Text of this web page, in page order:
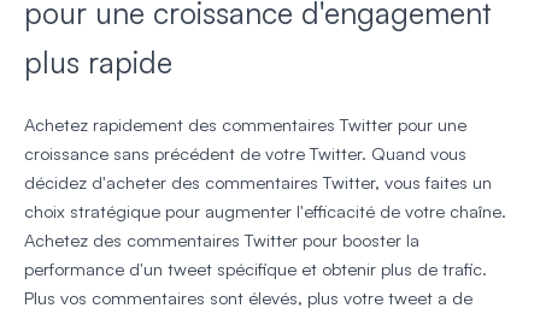
pour une croissance d'engagement
plus rapide
Achetez rapidement des commentaires Twitter pour une
croissance sans précédent de votre Twitter. Quand vous
décidez d'acheter des commentaires Twitter, vous faites un
choix stratégique pour augmenter l'efficacité de votre chaîne.
Achetez des commentaires Twitter pour booster la
performance d'un tweet spécifique et obtenir plus de trafic.
Plus vos commentaires sont élevés, plus votre tweet a de